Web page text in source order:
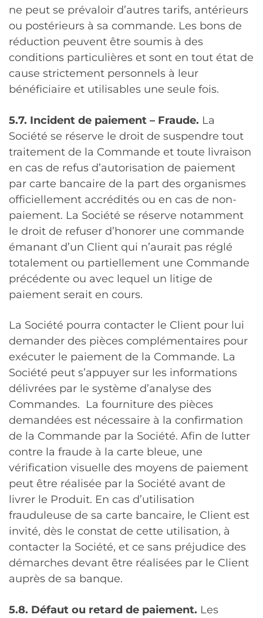
ne peut se prévaloir d’autres tarifs, antérieurs
ou postérieurs à sa commande. Les bons de
réduction peuvent être soumis à des
conditions particulières et sont en tout état de
cause strictement personnels à leur
bénéficiaire et utilisables une seule fois.
5.7. Incident de paiement – Fraude. La
Société se réserve le droit de suspendre tout
traitement de la Commande et toute livraison
en cas de refus d’autorisation de paiement
par carte bancaire de la part des organismes
officiellement accrédités ou en cas de non-
paiement. La Société se réserve notamment
le droit de refuser d’honorer une commande
émanant d’un Client qui n’aurait pas réglé
totalement ou partiellement une Commande
précédente ou avec lequel un litige de
paiement serait en cours.
La Société pourra contacter le Client pour lui
demander des pièces complémentaires pour
exécuter le paiement de la Commande. La
Société peut s’appuyer sur les informations
délivrées par le système d’analyse des
Commandes. La fourniture des pièces
demandées est nécessaire à la confirmation
de la Commande par la Société. Afin de lutter
contre la fraude à la carte bleue, une
vérification visuelle des moyens de paiement
peut être réalisée par la Société avant de
livrer le Produit. En cas d’utilisation
frauduleuse de sa carte bancaire, le Client est
invité, dès le constat de cette utilisation, à
contacter la Société, et ce sans préjudice des
démarches devant être réalisées par le Client
auprès de sa banque.
5.8. Défaut ou retard de paiement. Les